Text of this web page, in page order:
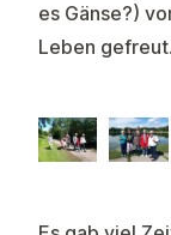
es Gänse?)
Leben gefreut.